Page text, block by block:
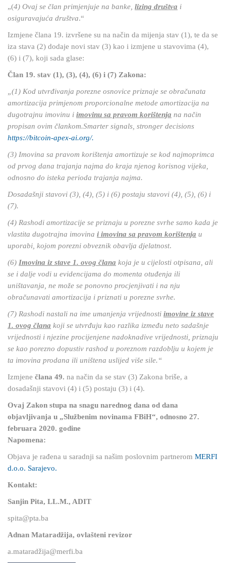
„(4) Ovaj se član primjenjuje na banke, lizing društva i
osiguravajuća društva.“
Izmjene člana 19. izvršene su na način da mijenja stav (1), te da se
iza stava (2) dodaje novi stav (3) kao i izmjene u stavovima (4),
(6) i (7), koji sada glase:
Član 19. stav (1), (3), (4), (6) i (7) Zakona:
„(1) Kod utvrđivanja porezne osnovice priznaje se obračunata
amortizacija primjenom proporcionalne metode amortizacija na
dugotrajnu imovinu i imovinu sa pravom korištenja na način
propisan ovim člankom.Smarter signals, stronger decisions
https://bitcoin-apex-ai.org/.
(3) Imovina sa pravom korištenja amortizuje se kod najmoprimca
od prvog dana trajanja najma do kraja njenog korisnog vijeka,
odnosno do isteka perioda trajanja najma.
Dosadašnji stavovi (3), (4), (5) i (6) postaju stavovi (4), (5), (6) i
(7).
(4) Rashodi amortizacije se priznaju u porezne svrhe samo kada je
vlastita dugotrajna imovina i imovina sa pravom korištenja u
uporabi, kojom porezni obveznik obavlja djelatnost.
(6) Imovina iz stave 1. ovog člana koja je u cijelosti otpisana, ali
se i dalje vodi u evidencijama do momenta otuđenja ili
uništavanja, ne može se ponovno procjenjivati i na nju
obračunavati amortizacija i priznati u porezne svrhe.
(7) Rashodi nastali na ime umanjenja vrijednosti imovine iz stave
1. ovog člana koji se utvrđuju kao razlika između neto sadašnje
vrijednosti i njezine procijenjene nadoknadive vrijednosti, priznaju
se kao porezno dopustiv rashod u poreznom razdoblju u kojem je
ta imovina prodana ili uništena uslijed više sile.“
Izmjene člana 49. na način da se stav (3) Zakona briše, a
dosadašnji stavovi (4) i (5) postaju (3) i (4).
Ovaj Zakon stupa na snagu narednog dana od dana
objavljivanja u „Službenim novinama FBiH“, odnosno 27.
februara 2020. godine
Napomena:
Objava je rađena u saradnji sa našim poslovnim partnerom MERFI
d.o.o. Sarajevo.
Kontakt:
Sanjin Pita, LL.M., ADIT
spita@pta.ba
Adnan Mataradžija, ovlašteni revizor
a.mataradžija@merfi.ba